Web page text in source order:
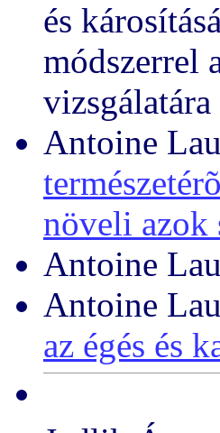
és
módszerrel
vizsgálatára
Antoine
növeli azok
Antoine
Antoine
az égés és